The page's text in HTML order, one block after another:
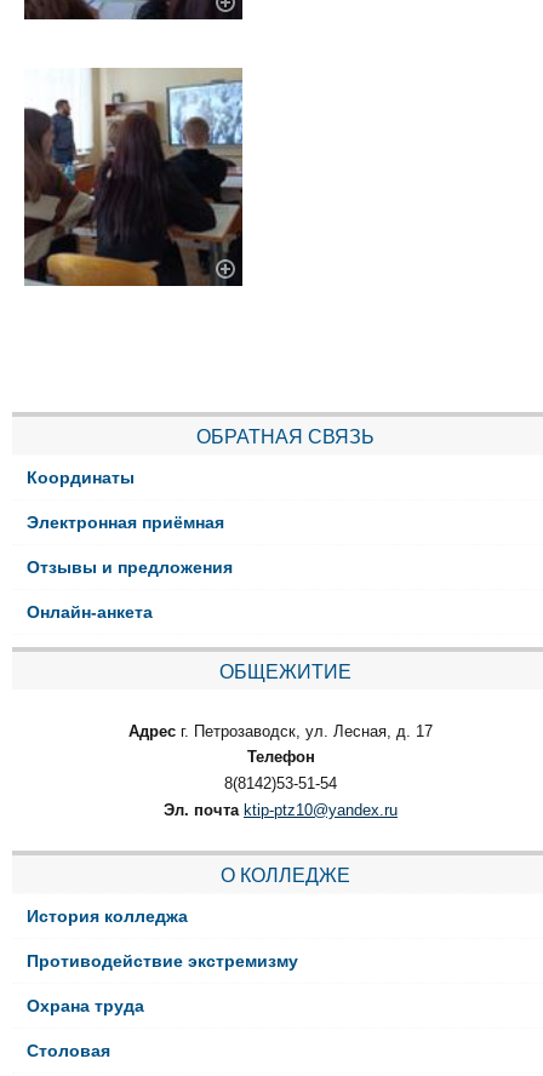
ОБРАТНАЯ СВЯЗЬ
Координаты
Электронная приёмная
Отзывы и предложения
Онлайн-анкета
ОБЩЕЖИТИЕ
Адрес г. Петрозаводск, ул. Лесная, д. 17
Телефон
8(8142)53-51-54
Эл. почта ktip-ptz10@yandex.ru
О КОЛЛЕДЖЕ
История колледжа
Противодействие экстремизму
Охрана труда
Столовая